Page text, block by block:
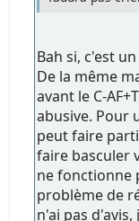
Bah si, c'est
De la même
avant le C-
abusive. Pour
peut faire
faire basculer
ne fonctionne
problème de
n'ai pas d'avis,